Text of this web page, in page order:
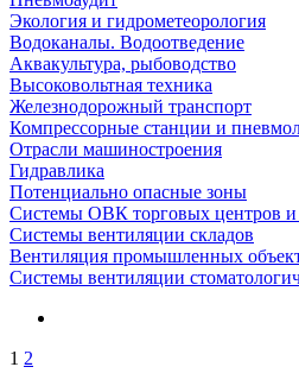
Экология и гидрометеорология
Водоканалы. Водоотведение
Аквакультура, рыбоводство
Высоковольтная техника
Железнодорожный транспорт
Компрессорные станции и
Отрасли машиностроения
Гидравлика
Потенциально опасные зоны
Системы ОВК торговых центров и
Системы вентиляции складов
Вентиляция промышленных
Системы вентиляции
1 2